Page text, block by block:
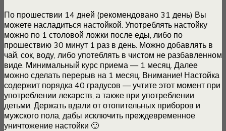
По прошествии 14 дней (рекомендовано 31 день) Вы
можете насладиться настойкой. Употреблять настойку
можно по 1 столовой ложки после еды, либо по
прошествию 30 минут 1 раз в день. Можно добавлять в
чай, сок, воду, либо употеблять в чистом не разбавленном
виде. Минимальный курс приема — 1 месяц. Далее
можно сделать перерыв на 1 месяц. Внимание! Настойка
содержит порядка 40 градусов — учтите этот момент при
употреблении лекарств, а также при употреблении
детьми. Держать вдали от отопительных приборов и
мужского пола, дабы исключить преждевременное
уничтожение настойки 🙂